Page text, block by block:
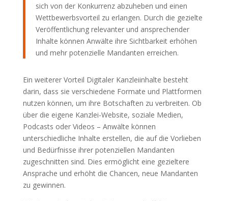
sich von der Konkurrenz abzuheben und einen
Wettbewerbsvorteil zu erlangen. Durch die gezielte
Veröffentlichung relevanter und ansprechender
Inhalte können Anwälte ihre Sichtbarkeit erhöhen
und mehr potenzielle Mandanten erreichen.
Ein weiterer Vorteil Digitaler Kanzleiinhalte besteht
darin, dass sie verschiedene Formate und Plattformen
nutzen können, um ihre Botschaften zu verbreiten. Ob
über die eigene Kanzlei-Website, soziale Medien,
Podcasts oder Videos – Anwälte können
unterschiedliche Inhalte erstellen, die auf die Vorlieben
und Bedürfnisse ihrer potenziellen Mandanten
zugeschnitten sind. Dies ermöglicht eine gezieltere
Ansprache und erhöht die Chancen, neue Mandanten
zu gewinnen.